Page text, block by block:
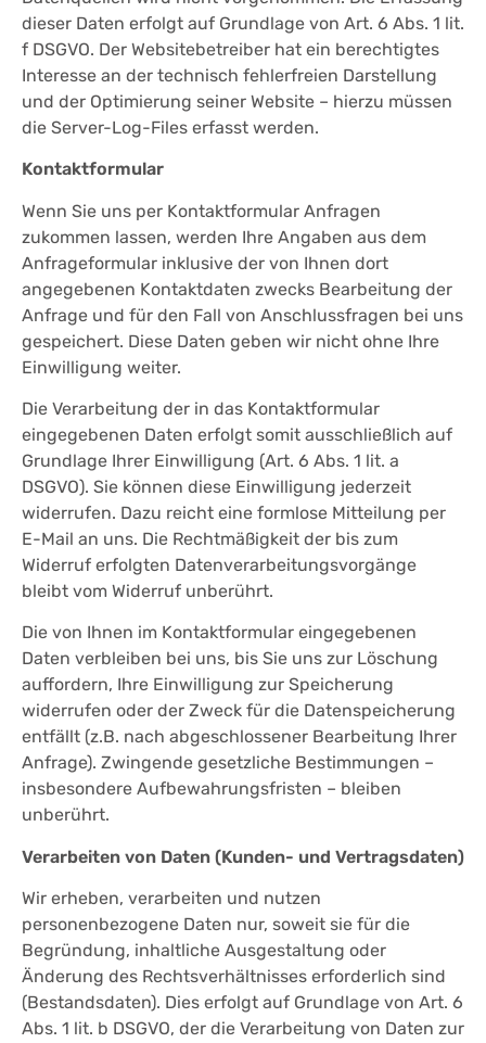
dieser Daten erfolgt auf Grundlage von Art. 6 Abs. 1 lit.
f DSGVO. Der Websitebetreiber hat ein berechtigtes
Interesse an der technisch fehlerfreien Darstellung
und der Optimierung seiner Website – hierzu müssen
die Server-Log-Files erfasst werden.
Kontaktformular
Wenn Sie uns per Kontaktformular Anfragen
zukommen lassen, werden Ihre Angaben aus dem
Anfrageformular inklusive der von Ihnen dort
angegebenen Kontaktdaten zwecks Bearbeitung der
Anfrage und für den Fall von Anschlussfragen bei uns
gespeichert. Diese Daten geben wir nicht ohne Ihre
Einwilligung weiter.
Die Verarbeitung der in das Kontaktformular
eingegebenen Daten erfolgt somit ausschließlich auf
Grundlage Ihrer Einwilligung (Art. 6 Abs. 1 lit. a
DSGVO). Sie können diese Einwilligung jederzeit
widerrufen. Dazu reicht eine formlose Mitteilung per
E-Mail an uns. Die Rechtmäßigkeit der bis zum
Widerruf erfolgten Datenverarbeitungsvorgänge
bleibt vom Widerruf unberührt.
Die von Ihnen im Kontaktformular eingegebenen
Daten verbleiben bei uns, bis Sie uns zur Löschung
auffordern, Ihre Einwilligung zur Speicherung
widerrufen oder der Zweck für die Datenspeicherung
entfällt (z.B. nach abgeschlossener Bearbeitung Ihrer
Anfrage). Zwingende gesetzliche Bestimmungen –
insbesondere Aufbewahrungsfristen – bleiben
unberührt.
Verarbeiten von Daten (Kunden- und Vertragsdaten)
Wir erheben, verarbeiten und nutzen
personenbezogene Daten nur, soweit sie für die
Begründung, inhaltliche Ausgestaltung oder
Änderung des Rechtsverhältnisses erforderlich sind
(Bestandsdaten). Dies erfolgt auf Grundlage von Art. 6
Abs. 1 lit. b DSGVO, der die Verarbeitung von Daten zur